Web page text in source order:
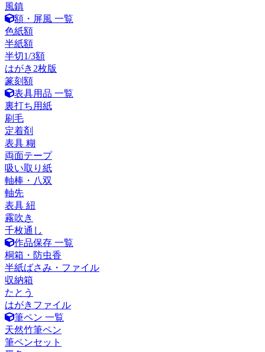
風鎮
額・屏風 一覧
色紙額
半紙額
半切1/3額
はがき2枚版
篆刻額
表具用品 一覧
裏打ち用紙
刷毛
定着剤
表具 糊
両面テープ
吸い取り紙
軸棒・八双
軸先
表具 紐
霧吹き
千枚通し
作品保存 一覧
桐箱・防虫香
半紙ばさみ・ファイル
収納箱
たとう
はがきファイル
筆ペン 一覧
天然竹筆ペン
筆ペンセット